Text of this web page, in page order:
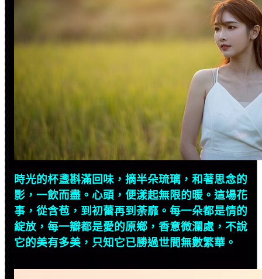
時光的杯盞斟滿回味，摘半朵琉璃，和著思念的
影，一飲而盡。心頭，便漾起無限的暖。這場花
事，從含苞，到初蕾再到荼靡。每一朵都是情的
綻放，每一瓣都是愛的原鄉，香意微瀾處，不說
它的美有多美，只知它已勝過世間無數繁華。